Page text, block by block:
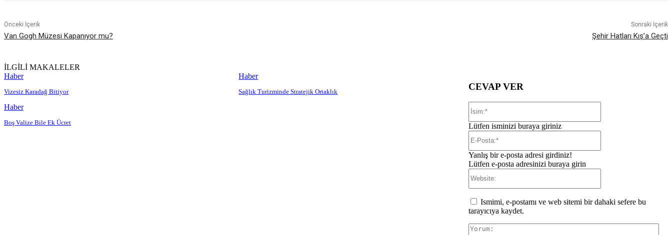
Önceki İçerik
Van Gogh Müzesi Kapanıyor mu?
Sonraki İçerik
Şehir Hatları Kış’a Geçti
İLGİLİ MAKALELER
Haber
Vizesiz Karadağ Bitiyor
Haber
Sağlık Turizminde Stratejik Ortaklık
Haber
Boş Valize Bile Ek Ücret
CEVAP VER
Lütfen isminizi buraya giriniz
Yanlış bir e-posta adresi girdiniz!
Lütfen e-posta adresinizi buraya girin
Ismimi, e-postamı ve web sitemi bir dahaki sefere bu
tarayıcıya kaydet.